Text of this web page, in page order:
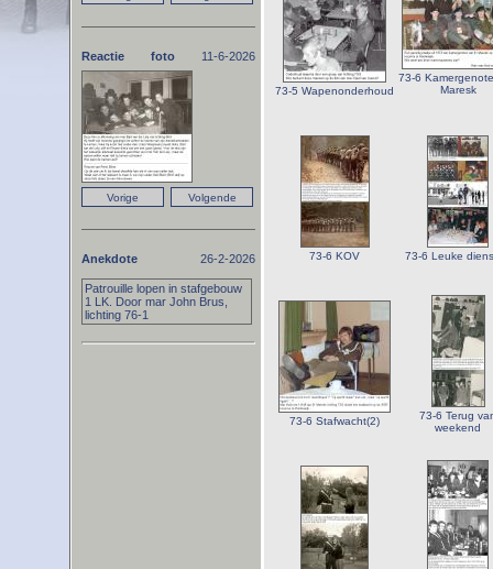
73-5 Wapenonderhoud
73-6
Maresk
73-6 KOV 73-6 Leuke
73-6 Stafwacht(2)
73-6 Terug
weekend
Reactie foto 11-6-2026
Anekdote 26-2-2026
Patrouille lopen in stafgebouw
1 LK. Door mar John Brus,
lichting 76-1